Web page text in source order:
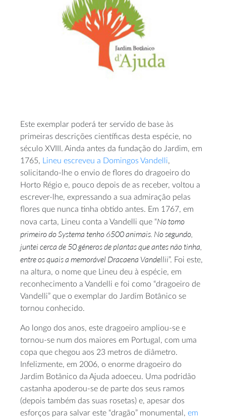
Este exemplar poderá ter servido de base às
primeiras descrições científicas desta espécie, no
século XVIII. Ainda antes da fundação do Jardim, em
1765, Lineu escreveu a Domingos Vandelli,
solicitando-lhe o envio de flores do dragoeiro do
Horto Régio e, pouco depois de as receber, voltou a
escrever-lhe, expressando a sua admiração pelas
flores que nunca tinha obtido antes. Em 1767, em
nova carta, Lineu conta a Vandelli que “No tomo
primeiro do Systema tenho 6500 animais. No segundo,
juntei cerca de 50 géneros de plantas que antes não tinha,
entre os quais a memorável Dracaena Vandellii”. Foi este,
na altura, o nome que Lineu deu à espécie, em
reconhecimento a Vandelli e foi como “dragoeiro de
Vandelli” que o exemplar do Jardim Botânico se
tornou conhecido.
Ao longo dos anos, este dragoeiro ampliou-se e
tornou-se num dos maiores em Portugal, com uma
copa que chegou aos 23 metros de diâmetro.
Infelizmente, em 2006, o enorme dragoeiro do
Jardim Botânico da Ajuda adoeceu. Uma podridão
castanha apoderou-se de parte dos seus ramos
(depois também das suas rosetas) e, apesar dos
esforços para salvar este “dragão” monumental, em